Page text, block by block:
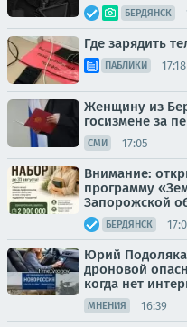
БЕРДЯНСК
Где зарядить
ПАБЛИКИ 17:18
Женщину из
госизмене за
СМИ 17:05
Внимание:
программу
Запорожской
БЕРДЯНСК
Юрий
дроновой
когда нет
МНЕНИЯ 16:39